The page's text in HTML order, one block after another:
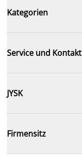
Kategorien
Service und Kontakt
JYSK
Firmensitz